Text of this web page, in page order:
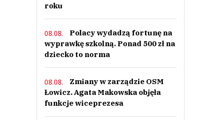
roku
08.08.
Polacy wydadzą fortunę na
wyprawkę szkolną. Ponad 500 zł na
dziecko to norma
08.08.
Zmiany w zarządzie OSM
Łowicz. Agata Makowska objęła
funkcje wiceprezesa